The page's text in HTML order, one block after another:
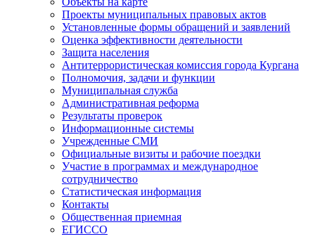
Проекты муниципальных правовых актов
Установленные формы обращений и заявлений
Оценка эффективности деятельности
Защита населения
Антитеррористическая комиссия города Кургана
Полномочия, задачи и функции
Муниципальная служба
Административная реформа
Результаты проверок
Информационные системы
Учрежденные СМИ
Официальные визиты и рабочие поездки
Участие в программах и международное
сотрудничество
Статистическая информация
Контакты
Общественная приемная
ЕГИССО